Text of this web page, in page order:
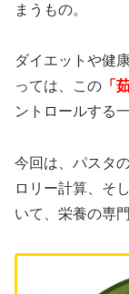
まうもの。
ダイエットや健
っては、この 「
ントロールする
今回は、パスタ
ロリー計算、そ
いて、栄養の専